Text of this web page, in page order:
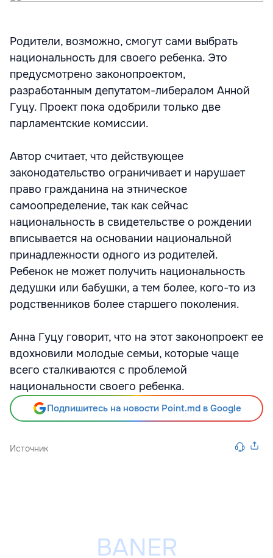
Родители, возможно, смогут сами выбрать
национальность для своего ребенка. Это
предусмотрено законопроектом,
разработанным депутатом-либералом Анной
Гуцу. Проект пока одобрили только две
парламентские комиссии.
Автор считает, что действующее
законодательство ограничивает и нарушает
право гражданина на этническое
самоопределение, так как сейчас
национальность в свидетельстве о рождении
вписывается на основании национальной
принадлежности одного из родителей.
Ребенок не может получить национальность
дедушки или бабушки, а тем более, кого-то из
родственников более старшего поколения.
Анна Гуцу говорит, что на этот законопроект ее
вдохновили молодые семьи, которые чаще
всего сталкиваются с проблемой
национальности своего ребенка.
Подпишитесь на новости Point.md в Google
Источник